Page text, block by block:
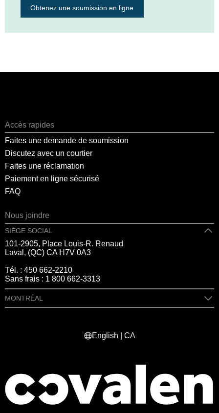
Obtenez une soumission en ligne
Accès rapides
Faites une demande de soumission
Discutez avec un courtier
Faites une réclamation
Paiement en ligne sécurisé
FAQ
Nous joindre
SIÈGE SOCIAL
101-2905, Place Louis-R. Renaud
Laval, (QC) CA H7V 0A3
Tél. :450 662-2210
Sans frais : 1 800 662-3313
MONTRÉAL
English | CA